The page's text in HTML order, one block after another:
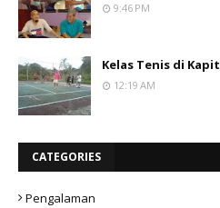
9:46 PM
Kelas Tenis di Kapit
12:19 AM
CATEGORIES
Pengalaman